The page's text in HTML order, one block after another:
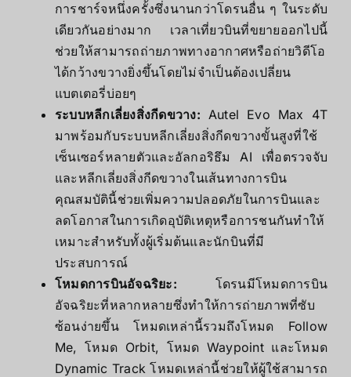
การชาร์จหนึ่งครั้งซึ่งนานกว่าโดรนอื่น ๆ ในระดับ
เดียวกันอย่างมาก เวลาเที่ยวบินที่ขยายออกไปนี้
ช่วยให้สามารถถ่ายภาพทางอากาศหรือถ่ายวิดีโอ
ได้กว้างขวางยิ่งขึ้นโดยไม่จําเป็นต้องเปลี่ยน
แบตเตอรี่บ่อยๆ
ระบบหลีกเลี่ยงสิ่งกีดขวาง: Autel Evo Max 4T
มาพร้อมกับระบบหลีกเลี่ยงสิ่งกีดขวางขั้นสูงที่ใช้
เซ็นเซอร์หลายตัวและอัลกอริธึม AI เพื่อตรวจจับ
และหลีกเลี่ยงสิ่งกีดขวางในเส้นทางการบิน
คุณสมบัตินี้ช่วยเพิ่มความปลอดภัยในการบินและ
ลดโอกาสในการเกิดอุบัติเหตุหรือการชนกันทําให้
เหมาะสําหรับทั้งผู้เริ่มต้นและนักบินที่มี
ประสบการณ์
โหมดการบินอัจฉริยะ: โดรนมีโหมดการบิน
อัจฉริยะที่หลากหลายซึ่งทําให้การถ่ายภาพที่ซับ
ซ้อนง่ายขึ้น โหมดเหล่านี้รวมถึงโหมด Follow
Me, โหมด Orbit, โหมด Waypoint และโหมด
Dynamic Track โหมดเหล่านี้ช่วยให้ผู้ใช้สามารถ